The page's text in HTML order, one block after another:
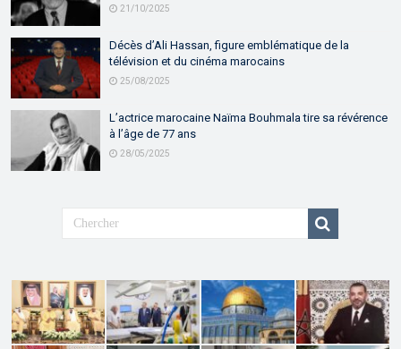
21/10/2025
Décès d’Ali Hassan, figure emblématique de la
télévision et du cinéma marocains
25/08/2025
L’actrice marocaine Naïma Bouhmala tire sa révérence
à l’âge de 77 ans
28/05/2025